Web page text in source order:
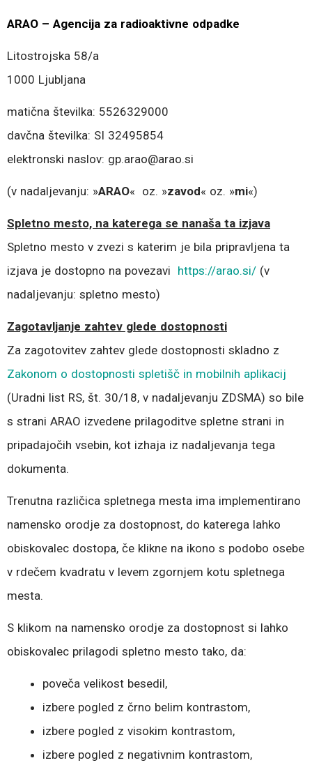
ARAO – Agencija za radioaktivne odpadke
Litostrojska 58/a
1000 Ljubljana
matična številka: 5526329000
davčna številka: SI 32495854
elektronski naslov: gp.arao@arao.si
(v nadaljevanju: »ARAO« oz. »zavod« oz. »mi«)
Spletno mesto, na katerega se nanaša ta izjava
Spletno mesto v zvezi s katerim je bila pripravljena ta
izjava je dostopno na povezavi https://arao.si/ (v
nadaljevanju: spletno mesto)
Zagotavljanje zahtev glede dostopnosti
Za zagotovitev zahtev glede dostopnosti skladno z
Zakonom o dostopnosti spletišč in mobilnih aplikacij
(Uradni list RS, št. 30/18, v nadaljevanju ZDSMA) so bile
s strani ARAO izvedene prilagoditve spletne strani in
pripadajočih vsebin, kot izhaja iz nadaljevanja tega
dokumenta.
Trenutna različica spletnega mesta ima implementirano
namensko orodje za dostopnost, do katerega lahko
obiskovalec dostopa, če klikne na ikono s podobo osebe
v rdečem kvadratu v levem zgornjem kotu spletnega
mesta.
S klikom na namensko orodje za dostopnost si lahko
obiskovalec prilagodi spletno mesto tako, da:
poveča velikost besedil,
izbere pogled z črno belim kontrastom,
izbere pogled z visokim kontrastom,
izbere pogled z negativnim kontrastom,